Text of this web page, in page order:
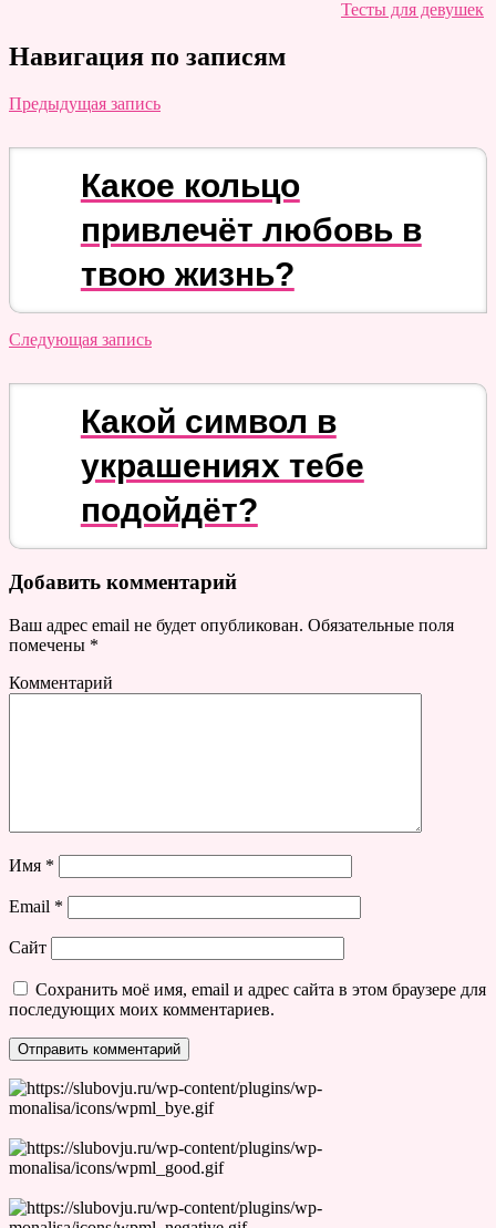
Тесты для девушек
Навигация по записям
Предыдущая запись
Какое кольцо
привлечёт любовь в
твою жизнь?
Следующая запись
Какой символ в
украшениях тебе
подойдёт?
Добавить комментарий
Ваш адрес email не будет опубликован. Обязательные поля
помечены *
Комментарий
Имя *
Email *
Сайт
Сохранить моё имя, email и адрес сайта в этом браузере для
последующих моих комментариев.